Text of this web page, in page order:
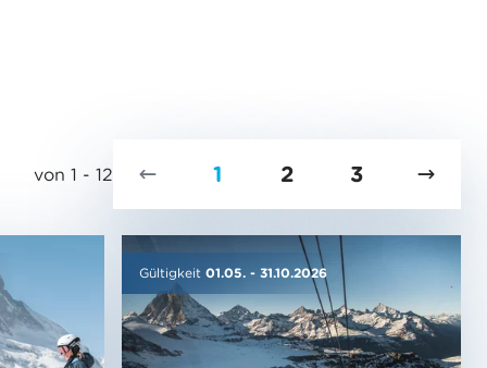
von 1 - 12 1 2 3
Gültigkeit 01.05. - 31.10.2026